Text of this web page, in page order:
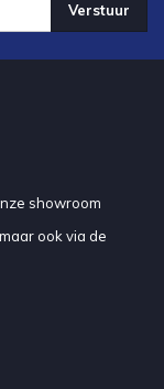
Verstuur
showroom
ook via de